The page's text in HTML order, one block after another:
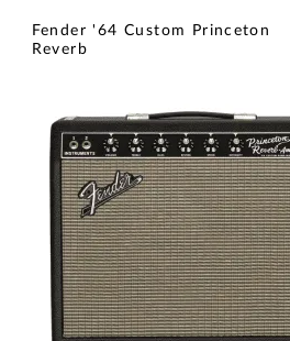
Añadir a wishlist
Fender '64 Custom Princeton
Reverb